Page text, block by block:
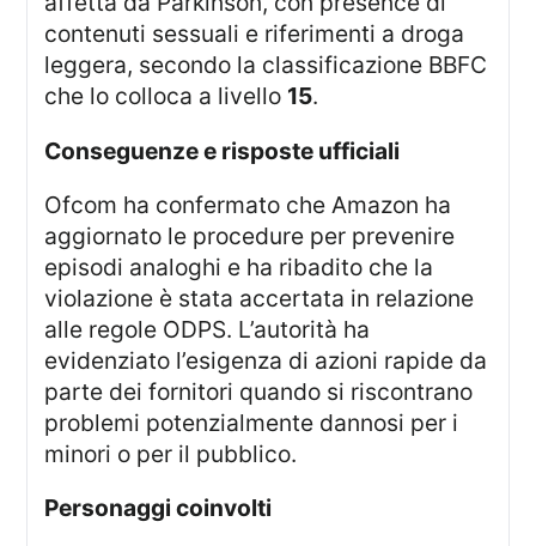
contenuti sessuali e riferimenti a droga
leggera, secondo la classificazione BBFC
che lo colloca a livello 15.
conseguenze e risposte ufficiali
Ofcom ha confermato che Amazon ha
aggiornato le procedure per prevenire
episodi analoghi e ha ribadito che la
violazione è stata accertata in relazione
alle regole ODPS. L’autorità ha
evidenziato l’esigenza di azioni rapide da
parte dei fornitori quando si riscontrano
problemi potenzialmente dannosi per i
minori o per il pubblico.
personaggi coinvolti